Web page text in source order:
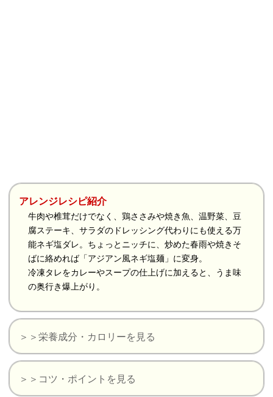
アレンジレシピ紹介
牛肉や椎茸だけでなく、鶏ささみや焼き魚、温野菜、豆
腐ステーキ、サラダのドレッシング代わりにも使える万
能ネギ塩ダレ。ちょっとニッチに、炒めた春雨や焼きそ
ばに絡めれば「アジアン風ネギ塩麺」に変身。
冷凍タレをカレーやスープの仕上げに加えると、うま味
の奥行き爆上がり。
＞＞栄養成分・カロリーを見る
＞＞コツ・ポイントを見る